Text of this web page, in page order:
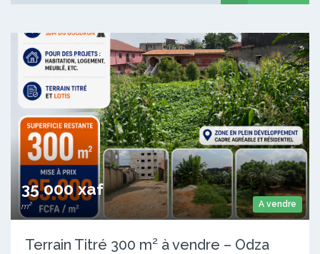
A vendre
35 000 xaf
m²
Terrain Titré 300 m² à vendre – Odza